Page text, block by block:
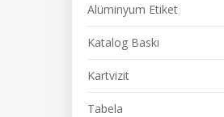
Alüminyum Etiket
Katalog Baskı
Kartvizit
Tabela